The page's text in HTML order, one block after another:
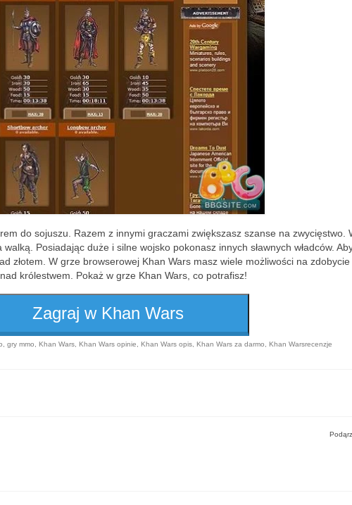
do sojuszu. Razem z innymi graczami zwiększasz szanse na zwycięstwo.
Posiadając duże i silne wojsko pokonasz innych sławnych władców.
złotem. W grze browserowej Khan Wars masz wiele możliwości na zdobycie
królestwem. Pokaż w grze Khan Wars, co potrafisz!
Zagraj w Khan Wars
gry mmo Khan Wars Khan Wars opinie Khan Wars opis Khan Wars za darmo Khan Warsrecenzje